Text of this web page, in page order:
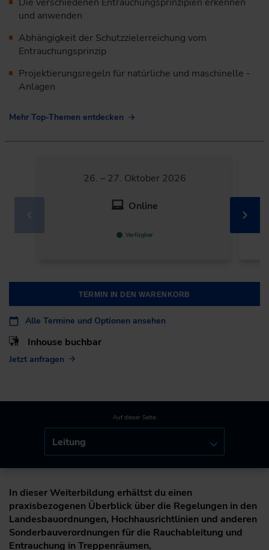
und anwenden
Abhängigkeit der Schutzzielerreichung vom
Entrauchungsprinzip
Projektierungsregeln für natürliche und maschinelle ­
Anlagen
Mehr Top-Themen entdecken
26. – 27. Oktober 2026
Online
Verfügbar
TERMIN IN DEN WARENKORB
Alle Termine und Optionen ansehen
Inhouse buchbar
Jetzt anfragen
Auf dieser Seite:
Leitung
In dieser Weiterbildung erhältst du einen
praxisbezogenen Überblick über die Regelungen in den
Landesbauordnungen, Hochhausrichtlinien und anderen
Sonderbauverordnungen für die Rauchableitung und
Entrauchung in Treppenräumen,